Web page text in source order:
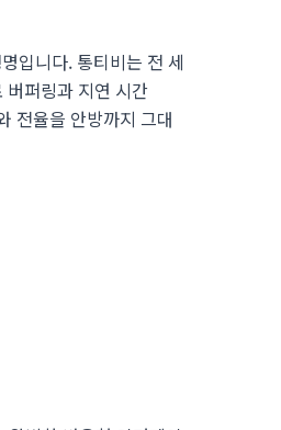
입니다. 통티비는 전 세
버퍼링과 지연 시간
전율을 안방까지 그대